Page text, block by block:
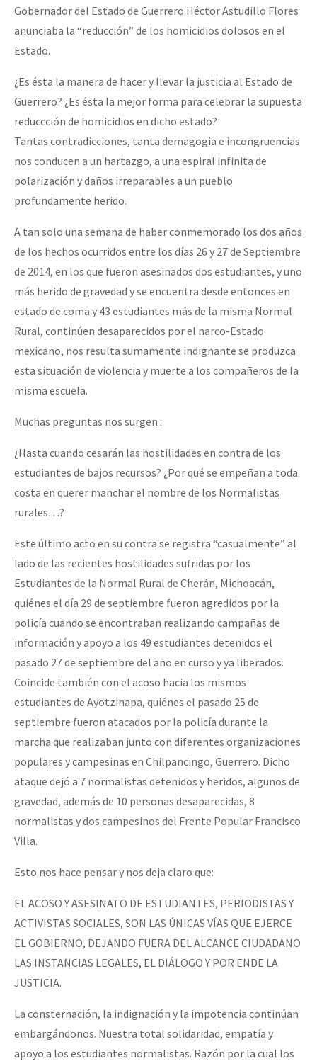
Gobernador del Estado de Guerrero Héctor Astudillo Flores
anunciaba la “reducción” de los homicidios dolosos en el
Estado.
¿Es ésta la manera de hacer y llevar la justicia al Estado de
Guerrero? ¿Es ésta la mejor forma para celebrar la supuesta
reduccción de homicidios en dicho estado?
Tantas contradicciones, tanta demagogia e incongruencias
nos conducen a un hartazgo, a una espiral infinita de
polarización y daños irreparables a un pueblo
profundamente herido.
A tan solo una semana de haber conmemorado los dos años
de los hechos ocurridos entre los días 26 y 27 de Septiembre
de 2014, en los que fueron asesinados dos estudiantes, y uno
más herido de gravedad y se encuentra desde entonces en
estado de coma y 43 estudiantes más de la misma Normal
Rural, continúen desaparecidos por el narco-Estado
mexicano, nos resulta sumamente indignante se produzca
esta situación de violencia y muerte a los compañeros de la
misma escuela.
Muchas preguntas nos surgen :
¿Hasta cuando cesarán las hostilidades en contra de los
estudiantes de bajos recursos? ¿Por qué se empeñan a toda
costa en querer manchar el nombre de los Normalistas
rurales…?
Este último acto en su contra se registra “casualmente” al
lado de las recientes hostilidades sufridas por los
Estudiantes de la Normal Rural de Cherán, Michoacán,
quiénes el día 29 de septiembre fueron agredidos por la
policía cuando se encontraban realizando campañas de
información y apoyo a los 49 estudiantes detenidos el
pasado 27 de septiembre del año en curso y ya liberados.
Coincide también con el acoso hacia los mismos
estudiantes de Ayotzinapa, quiénes el pasado 25 de
septiembre fueron atacados por la policía durante la
marcha que realizaban junto con diferentes organizaciones
populares y campesinas en Chilpancingo, Guerrero. Dicho
ataque dejó a 7 normalistas detenidos y heridos, algunos de
gravedad, además de 10 personas desaparecidas, 8
normalistas y dos campesinos del Frente Popular Francisco
Villa.
Esto nos hace pensar y nos deja claro que:
EL ACOSO Y ASESINATO DE ESTUDIANTES, PERIODISTAS Y
ACTIVISTAS SOCIALES, SON LAS ÚNICAS VÍAS QUE EJERCE
EL GOBIERNO, DEJANDO FUERA DEL ALCANCE CIUDADANO
LAS INSTANCIAS LEGALES, EL DIÁLOGO Y POR ENDE LA
JUSTICIA.
La consternación, la indignación y la impotencia continúan
embargándonos. Nuestra total solidaridad, empatía y
apoyo a los estudiantes normalistas. Razón por la cual los